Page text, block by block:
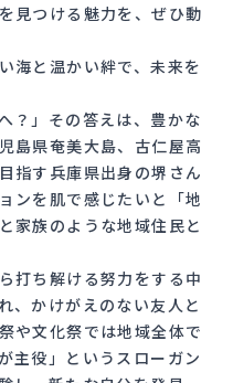
見つける魅力を、ぜひ動
海と温かい絆で、未来を
？」その答えは、豊かな
島県奄美大島、古仁屋高
指す兵庫県出身の堺さん
ンを肌で感じたいと「地
家族のような地域住民と
打ち解ける努力をする中
、かけがえのない友人と
や文化祭では地域全体で
主役」というスローガン